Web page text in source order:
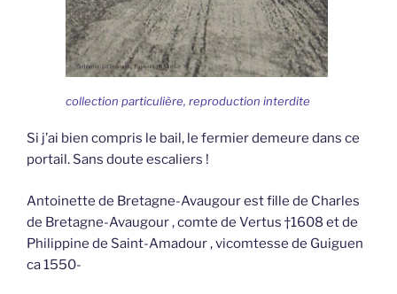
collection particulière, reproduction interdite
Si j’ai bien compris le bail, le fermier demeure dans ce
portail. Sans doute escaliers !
Antoinette de Bretagne-Avaugour est fille de Charles
de Bretagne-Avaugour , comte de Vertus †1608 et de
Philippine de Saint-Amadour , vicomtesse de Guiguen
ca 1550-